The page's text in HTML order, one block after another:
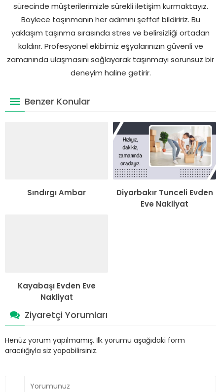
sürecinde müşterilerimizle sürekli iletişim kurmaktayız.
Böylece taşınmanın her adımını şeffaf bildiririz. Bu
yaklaşım taşınma sırasında stres ve belirsizliği ortadan
kaldırır. Profesyonel ekibimiz eşyalarınızın güvenli ve
zamanında ulaşmasını sağlayarak taşınmayı sorunsuz bir
deneyim haline getirir.
Benzer Konular
Sındırgı Ambar
Diyarbakır Tunceli Evden
Eve Nakliyat
Kayabaşı Evden Eve
Nakliyat
Ziyaretçi Yorumları
Henüz yorum yapılmamış. İlk yorumu aşağıdaki form
aracılığıyla siz yapabilirsiniz.